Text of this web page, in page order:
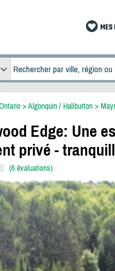
> Algonquin / Haliburton >
Edge: Une
privé -
(6 évaluations)